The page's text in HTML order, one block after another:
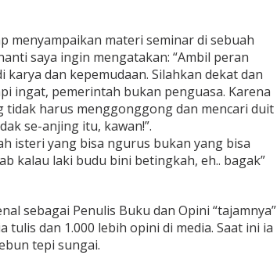
menyampaikan materi seminar di sebuah
saya ingin mengatakan: “Ambil peran
dan kepemudaan. Silahkan dekat dan
ingat, pemerintah bukan penguasa. Karena
harus menggonggong dan mencari duit
se-anjing itu, kawan!”.
isteri yang bisa ngurus bukan yang bisa
kalau laki budu bini betingkah, eh.. bagak”
sebagai Penulis Buku dan Opini “tajamnya”
dan 1.000 lebih opini di media. Saat ini ia
tepi sungai.